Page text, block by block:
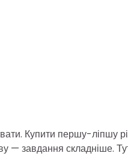
Купити першу-ліпшу
— завдання складніше.